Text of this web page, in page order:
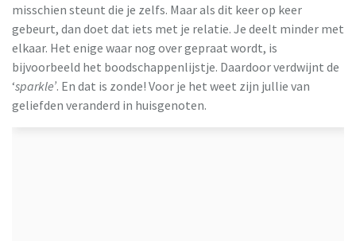
misschien steunt die je zelfs. Maar als dit keer op keer
gebeurt, dan doet dat iets met je relatie. Je deelt minder met
elkaar. Het enige waar nog over gepraat wordt, is
bijvoorbeeld het boodschappenlijstje. Daardoor verdwijnt de
‘sparkle’. En dat is zonde! Voor je het weet zijn jullie van
geliefden veranderd in huisgenoten.